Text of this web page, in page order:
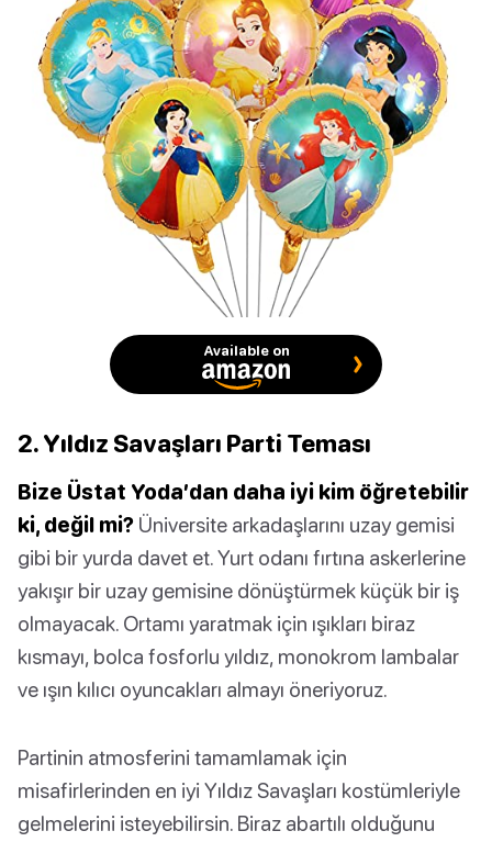
Available on
2. Yıldız Savaşları Parti Teması
Bize Üstat Yoda’dan daha iyi kim öğretebilir
ki, değil mi? Üniversite arkadaşlarını uzay gemisi
gibi bir yurda davet et. Yurt odanı fırtına askerlerine
yakışır bir uzay gemisine dönüştürmek küçük bir iş
olmayacak. Ortamı yaratmak için ışıkları biraz
kısmayı, bolca fosforlu yıldız, monokrom lambalar
ve ışın kılıcı oyuncakları almayı öneriyoruz.
Partinin atmosferini tamamlamak için
misafirlerinden en iyi Yıldız Savaşları kostümleriyle
gelmelerini isteyebilirsin. Biraz abartılı olduğunu